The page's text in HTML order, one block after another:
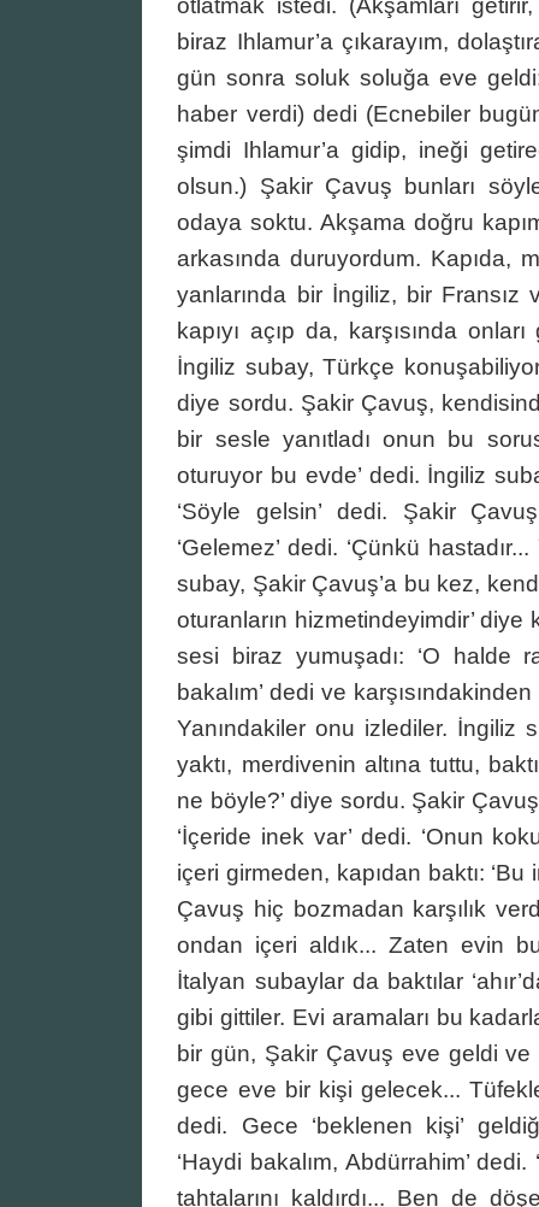
otlatmak istedi. (Akşamları
biraz Ihlamur’a çıkarayım,
gün sonra soluk soluğa eve
haber verdi) dedi (Ecnebiler
şimdi Ihlamur’a gidip, ineği
olsun.) Şakir Çavuş bunları
odaya soktu. Akşama doğru
arkasında duruyordum. Kapıda,
yanlarında bir İngiliz, bir Fransız
kapıyı açıp da, karşısında
İngiliz subay, Türkçe
diye sordu. Şakir Çavuş,
bir sesle yanıtladı onun bu
oturuyor bu evde’ dedi. İngiliz
‘Söyle gelsin’ dedi. Şakir
‘Gelemez’ dedi. ‘Çünkü
subay, Şakir Çavuş’a bu kez,
oturanların hizmetindeyimdir’ diye
sesi biraz yumuşadı: ‘O halde
bakalım’ dedi ve
Yanındakiler onu izlediler. İngiliz
yaktı, merdivenin altına tuttu,
ne böyle?’ diye sordu. Şakir
‘İçeride inek var’ dedi. ‘Onun
içeri girmeden, kapıdan baktı: ‘Bu
Çavuş hiç bozmadan karşılık
ondan içeri aldık... Zaten evin
İtalyan subaylar da baktılar
gibi gittiler. Evi aramaları bu
bir gün, Şakir Çavuş eve geldi ve
gece eve bir kişi gelecek...
dedi. Gece ‘beklenen kişi’
‘Haydi bakalım, Abdürrahim’
tahtalarını kaldırdı... Ben de